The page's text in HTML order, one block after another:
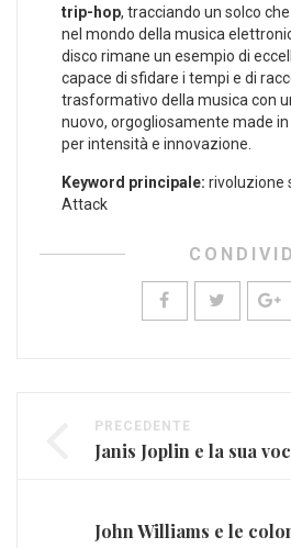
trip-hop, tracciando un solco
nel ‌mondo⁣ della musica
disco rimane un ⁣esempio​ di
capace di sfidare i‌ tempi‍ e di
trasformativo della musica ​con
nuovo, ‌orgogliosamente made in⁣
per‌ intensità ⁢e innovazione.
Keyword principale: rivoluzione
Attack
PRECEDENTE